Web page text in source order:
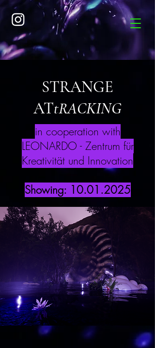
STRANGE
ATtRACKING
in cooperation with
LEONARDO - Zentrum für
Kreativität und Innovation
Showing: 10.01.2025